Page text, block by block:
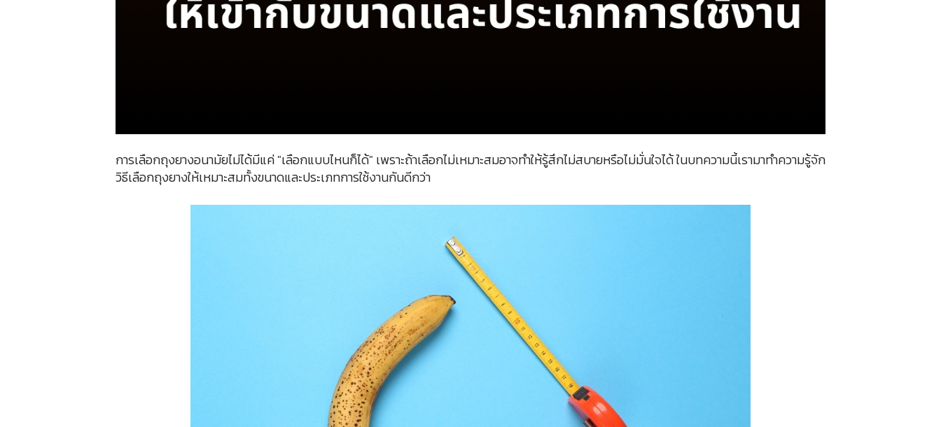
การเลือกถุงยางอนามัยไม่ได้มีแค่ "เลือกแบบไหนก็ได้" เพราะถ้าเลือกไม่เหมาะสมอาจทำให้รู้สึกไม่สบายหรือไม่มั่นใจได้ ในบทความนี้เรามาทำความรู้จัก
วิธีเลือกถุงยางให้เหมาะสมทั้งขนาดและประเภทการใช้งานกันดีกว่า